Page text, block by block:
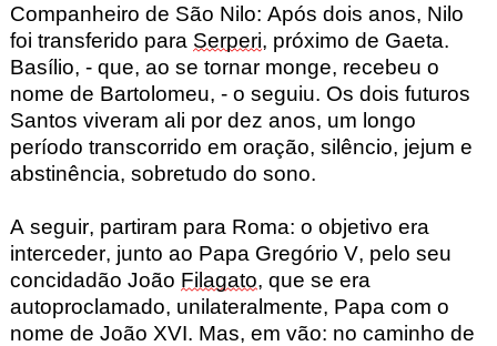
Companheiro de São Nilo: Após dois anos, Nilo
foi transferido para Serperi, próximo de Gaeta.
Basílio, - que, ao se tornar monge, recebeu o
nome de Bartolomeu, - o seguiu. Os dois futuros
Santos viveram ali por dez anos, um longo
período transcorrido em oração, silêncio, jejum e
abstinência, sobretudo do sono.
A seguir, partiram para Roma: o objetivo era
interceder, junto ao Papa Gregório V, pelo seu
concidadão João Filagato, que se era
autoproclamado, unilateralmente, Papa com o
nome de João XVI. Mas, em vão: no caminho de